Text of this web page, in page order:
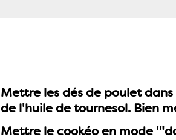
Mettre les dés de poulet
de l'huile de tournesol. Bien
Mettre le cookéo en mode